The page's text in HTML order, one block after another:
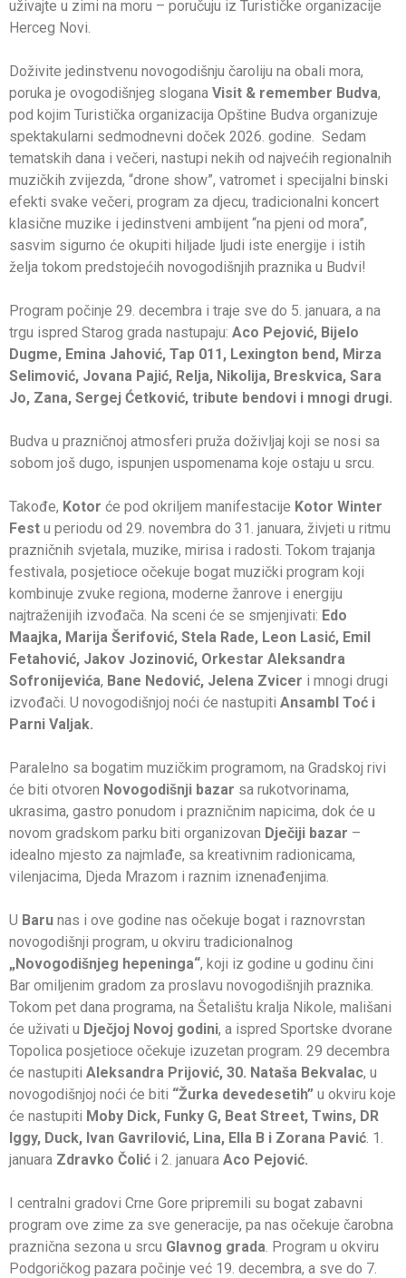
uživajte u zimi na moru – poručuju iz Turističke organizacije
Herceg Novi.
Doživite jedinstvenu novogodišnju čaroliju na obali mora,
poruka je ovogodišnjeg slogana Visit & remember Budva,
pod kojim Turistička organizacija Opštine Budva organizuje
spektakularni sedmodnevni doček 2026. godine. Sedam
tematskih dana i večeri, nastupi nekih od najvećih regionalnih
muzičkih zvijezda, “drone show”, vatromet i specijalni binski
efekti svake večeri, program za djecu, tradicionalni koncert
klasične muzike i jedinstveni ambijent “na pjeni od mora”,
sasvim sigurno će okupiti hiljade ljudi iste energije i istih
želja tokom predstojećih novogodišnjih praznika u Budvi!
Program počinje 29. decembra i traje sve do 5. januara, a na
trgu ispred Starog grada nastupaju: Aco Pejović, Bijelo
Dugme, Emina Jahović, Tap 011, Lexington bend, Mirza
Selimović, Jovana Pajić, Relja, Nikolija, Breskvica, Sara
Jo, Zana, Sergej Ćetković, tribute bendovi i mnogi drugi.
Budva u prazničnoj atmosferi pruža doživljaj koji se nosi sa
sobom još dugo, ispunjen uspomenama koje ostaju u srcu.
Takođe, Kotor će pod okriljem manifestacije Kotor Winter
Fest u periodu od 29. novembra do 31. januara, živjeti u ritmu
prazničnih svjetala, muzike, mirisa i radosti. Tokom trajanja
festivala, posjetioce očekuje bogat muzički program koji
kombinuje zvuke regiona, moderne žanrove i energiju
najtraženijih izvođača. Na sceni će se smjenjivati: Edo
Maajka, Marija Šerifović, Stela Rade, Leon Lasić, Emil
Fetahović, Jakov Jozinović, Orkestar Aleksandra
Sofronijevića, Bane Nedović, Jelena Zvicer i mnogi drugi
izvođači. U novogodišnjoj noći će nastupiti Ansambl Toć i
Parni Valjak.
Paralelno sa bogatim muzičkim programom, na Gradskoj rivi
će biti otvoren Novogodišnji bazar sa rukotvorinama,
ukrasima, gastro ponudom i prazničnim napicima, dok će u
novom gradskom parku biti organizovan Dječiji bazar –
idealno mjesto za najmlađe, sa kreativnim radionicama,
vilenjacima, Djeda Mrazom i raznim iznenađenjima.
U Baru nas i ove godine nas očekuje bogat i raznovrstan
novogodišnji program, u okviru tradicionalnog
„Novogodišnjeg hepeninga“, koji iz godine u godinu čini
Bar omiljenim gradom za proslavu novogodišnjih praznika.
Tokom pet dana programa, na Šetalištu kralja Nikole, mališani
će uživati u Dječjoj Novoj godini, a ispred Sportske dvorane
Topolica posjetioce očekuje izuzetan program. 29 decembra
će nastupiti Aleksandra Prijović, 30. Nataša Bekvalac, u
novogodišnjoj noći će biti “Žurka devedesetih” u okviru koje
će nastupiti Moby Dick, Funky G, Beat Street, Twins, DR
Iggy, Duck, Ivan Gavrilović, Lina, Ella B i Zorana Pavić. 1.
januara Zdravko Čolić i 2. januara Aco Pejović.
I centralni gradovi Crne Gore pripremili su bogat zabavni
program ove zime za sve generacije, pa nas očekuje čarobna
praznična sezona u srcu Glavnog grada. Program u okviru
Podgoričkog pazara počinje već 19. decembra, a sve do 7.